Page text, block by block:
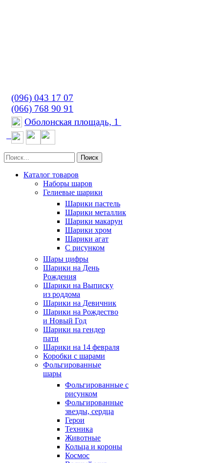
(096) 043 17 07
(066) 768 90 91
Оболонская площадь, 1
Поиск
Каталог товаров
Наборы шаров
Гелиевые шарики
Шарики пастель
Шарики металлик
Шарики макарун
Шарики хром
Шарики агат
С рисунком
Шары цифры
Шарики на День
Рождения
Шарики на Выписку
из роддома
Шарики на Девичник
Шарики на Рождество
и Новый Год
Шарики на гендер
пати
Шарики на 14 февраля
Коробки с шарами
Фольгированные
шары
Фольгированные с
рисунком
Фольгированные
звезды, сердца
Герои
Техника
Животные
Кольца и короны
Космос